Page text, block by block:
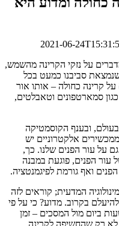
2021-06-
על נזקי הקרינה מהשמש,
סביבנו כמעט בכל
על קרינה כחולה – אותו אור
סמארטפונים וטאבלטים,
ובענף הקוסמטיקה
אלקטרוניים יש
על עור הפנים שלנו. כך,
עור הפנים, פוגעת במבנה
ואף גורמת לפיגמנטציה.
המדעית; קוראים לזה
בקרוב. מדוע? כי על פי
מרביתנו מבלים בממוצע כ-12 שעות ביום מול המסכים – זמן
רק שהחשיפה לקרינה